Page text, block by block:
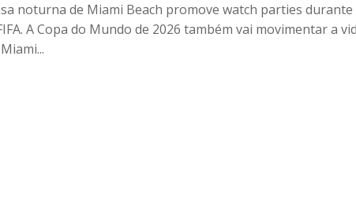
noturna de Miami Beach promove watch parties durante
A Copa do Mundo de 2026 também vai movimentar a